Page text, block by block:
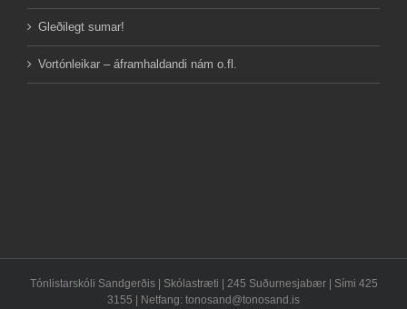
Gleðilegt sumar!
Vortónleikar – áframhaldandi nám o.fl.
Tónlistarskóli Sandgerðis | Skólastræti | 245 Suðurnesjabær | Sími 425
3155 | Netfang: tonosand@tonosand.is